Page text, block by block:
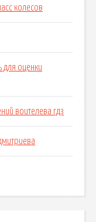
колесов
для оценки
воителева гдз